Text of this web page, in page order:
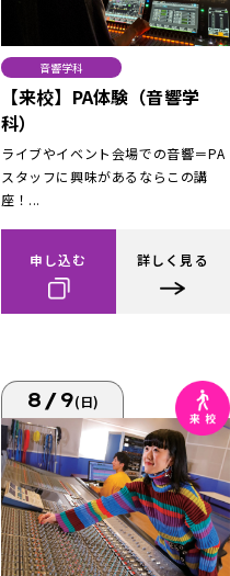
音響学科
【来校】PA体験（音響学
科）
ライブやイベント会場での音響＝PA
スタッフに興味があるならこの講
座！...
申し込む 詳しく見る
8/9(日)